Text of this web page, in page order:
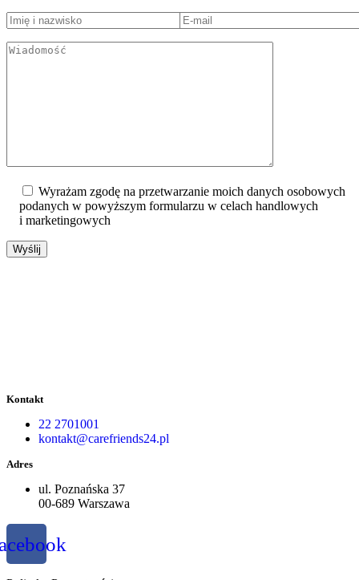
Wyrażam zgodę na przetwarzanie moich danych osobowych
podanych w powyższym formularzu w celach handlowych
i marketingowych
Kontakt
22 2701001
kontakt@carefriends24.pl
Adres
ul. Poznańska 37
00-689 Warszawa